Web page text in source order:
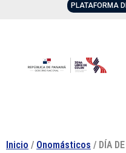
PLATAFORMA
Inicio / Onomásticos / DÍA